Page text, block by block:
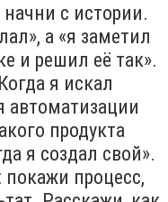
с истории.
а «я заметил
и решил её так».
я искал
автоматизации
продукта
я создал свой».
покажи процесс,